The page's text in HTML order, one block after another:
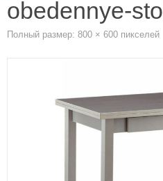
obedennye-
Полный размер: 800 × 600 пикселей